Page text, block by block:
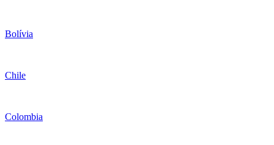
Bolívia
Chile
Colombia